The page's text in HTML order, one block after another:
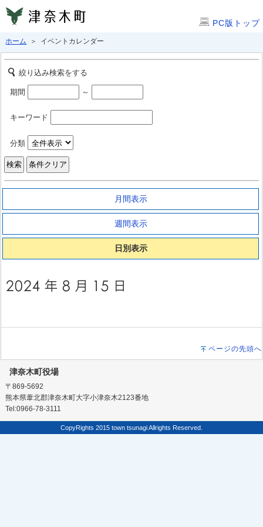
PC版トップ
ホーム ＞ イベントカレンダー
絞り込み検索をする
期間 ～
キーワード
分類
月間表示
週間表示
日別表示
ページの先頭へ
津奈木町役場
〒869-5692
熊本県葦北郡津奈木町大字小津奈木2123番地
Tel:0966-78-3111
CopyRights 2015 town tsunagi Allrights Reserved.